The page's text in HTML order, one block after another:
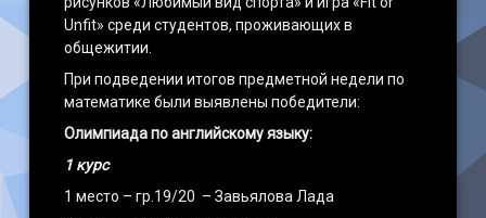
Unfit» среди студентов, проживающих в
общежитии.
При подведении итогов предметной недели по
математике были выявлены победители:
Олимпиада по английскому языку:
1 курс
1 место – гр.19/20 – Завьялова Лада